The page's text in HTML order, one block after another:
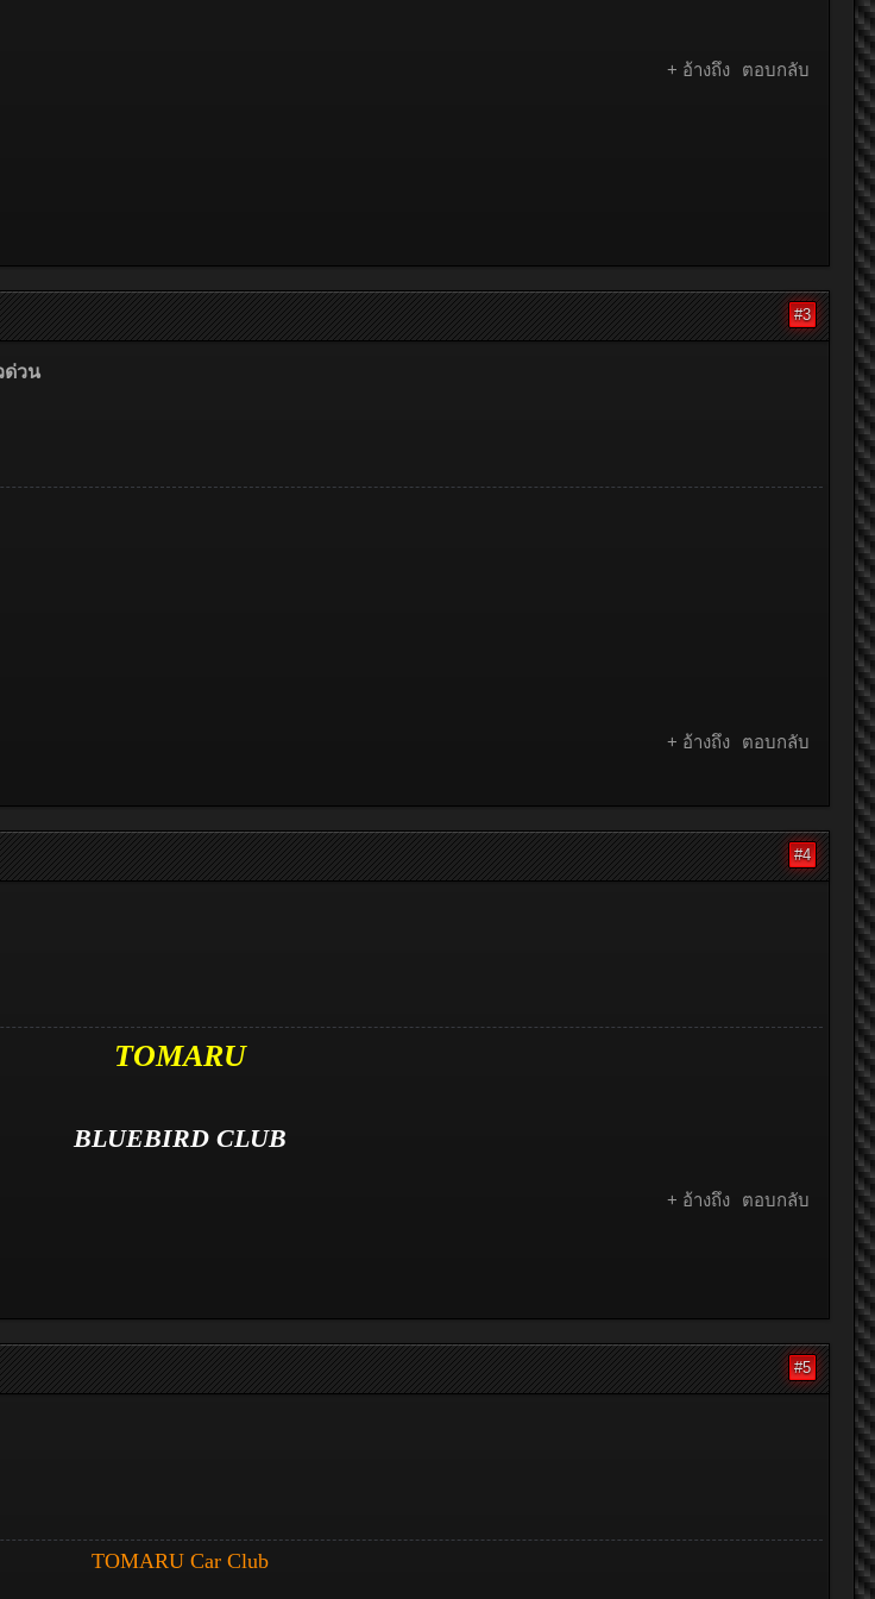
+ อ้างถึง ตอบกลับ
#3
ด่วน
+ อ้างถึง ตอบกลับ
#4
TOMARU
BLUEBIRD CLUB
+ อ้างถึง ตอบกลับ
#5
TOMARU Car Club